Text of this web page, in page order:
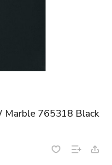
765318 Black